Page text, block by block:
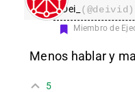
Dei_ (@deivid)
Miembro de
Menos hablar y
5